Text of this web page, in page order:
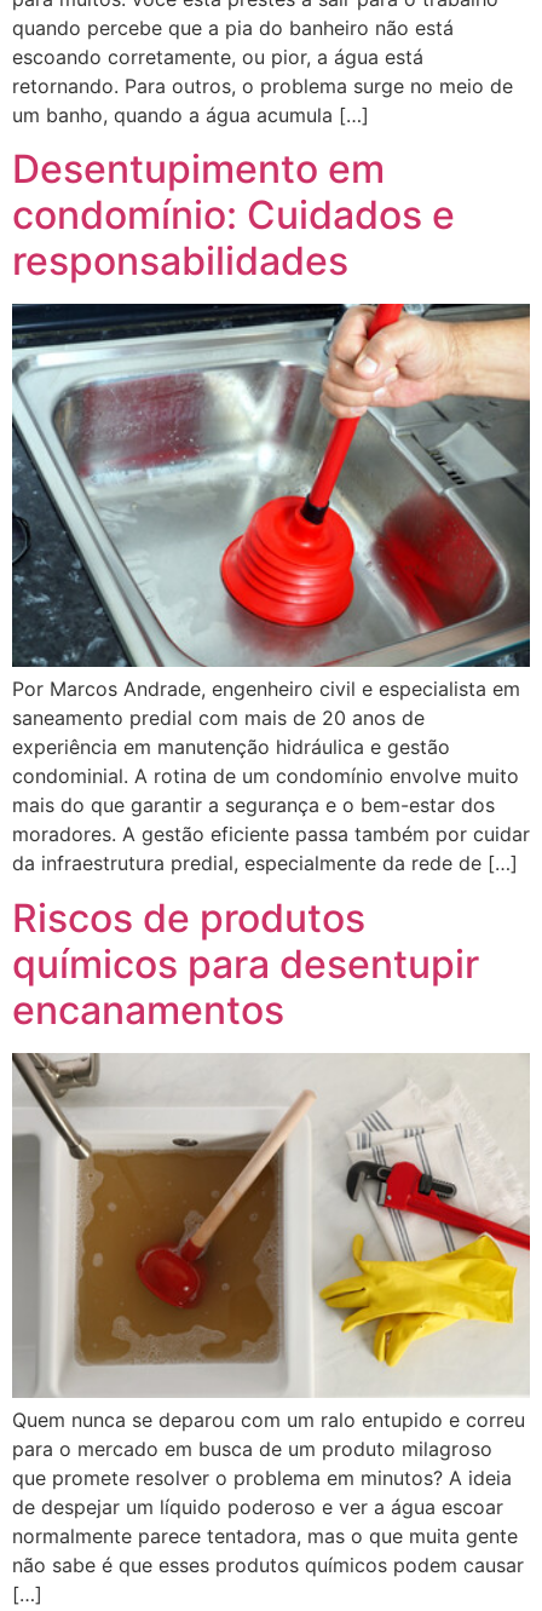
quando percebe que a pia do banheiro não está
escoando corretamente, ou pior, a água está
retornando. Para outros, o problema surge no meio de
um banho, quando a água acumula […]
Desentupimento em
condomínio: Cuidados e
responsabilidades
Por Marcos Andrade, engenheiro civil e especialista em
saneamento predial com mais de 20 anos de
experiência em manutenção hidráulica e gestão
condominial. A rotina de um condomínio envolve muito
mais do que garantir a segurança e o bem-estar dos
moradores. A gestão eficiente passa também por cuidar
da infraestrutura predial, especialmente da rede de […]
Riscos de produtos
químicos para desentupir
encanamentos
Quem nunca se deparou com um ralo entupido e correu
para o mercado em busca de um produto milagroso
que promete resolver o problema em minutos? A ideia
de despejar um líquido poderoso e ver a água escoar
normalmente parece tentadora, mas o que muita gente
não sabe é que esses produtos químicos podem causar
[…]